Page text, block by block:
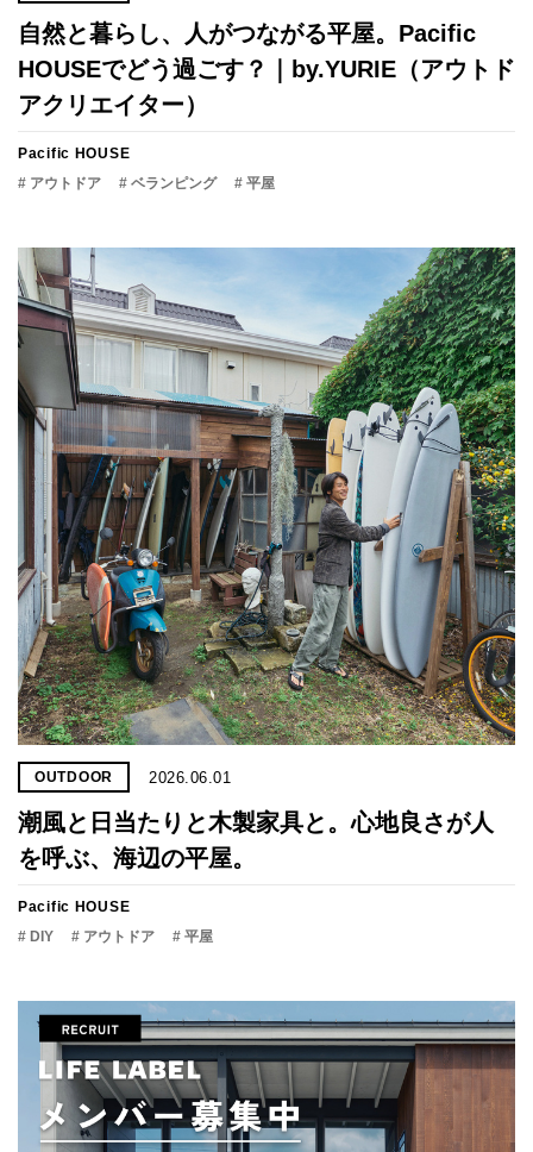
自然と暮らし、人がつながる平屋。Pacific
HOUSEでどう過ごす？｜by.YURIE（アウトド
アクリエイター）
Pacific HOUSE
# アウトドア
# ベランピング # 平屋
OUTDOOR 2026.06.01
潮風と日当たりと木製家具と。心地良さが人
を呼ぶ、海辺の平屋。
Pacific HOUSE
# DIY
# アウトドア # 平屋